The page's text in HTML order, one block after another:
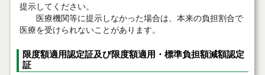
提示してください。
医療機関等に提示しなかった場合は、本来の負担割合で
医療を受けられないことがあります。
限度額適用認定証及び限度額適用・標準負担額減額認定
証